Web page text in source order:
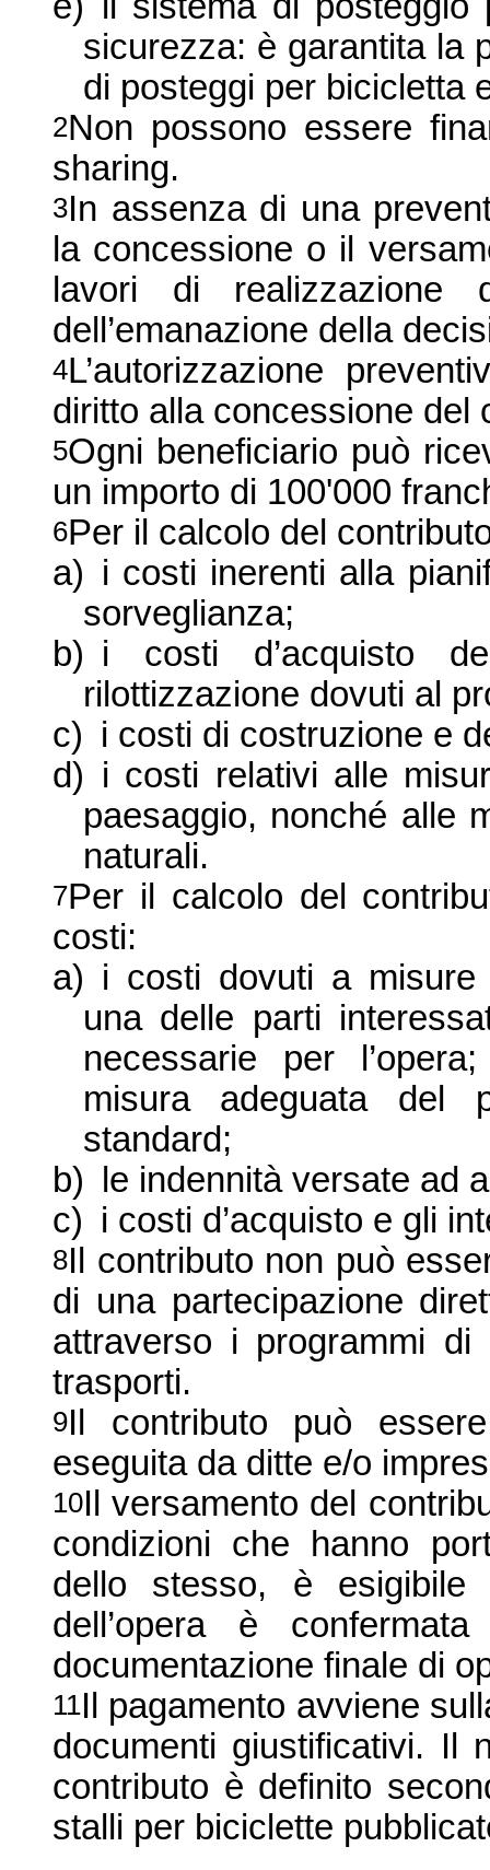
sicurezza: è garantita la
di posteggi per bicicletta
2Non possono essere
sharing.
3In assenza di una
la concessione o il
lavori di realizzazione
dell’emanazione della
4L’autorizzazione
diritto alla concessione del
5Ogni beneficiario può
un importo di 100'000
6Per il calcolo del
a) i costi inerenti alla
sorveglianza;
b) i costi d’acquisto
rilottizzazione dovuti al
c) i costi di costruzione e
d) i costi relativi alle
paesaggio, nonché alle
naturali.
7Per il calcolo del
costi:
a) i costi dovuti a misure
una delle parti
necessarie per
misura adeguata del
standard;
b)
le indennità versate ad
c) i costi d’acquisto e gli
8Il contributo non può
di una partecipazione
attraverso i programmi
trasporti.
9Il contributo può
eseguita da ditte e/o
10Il versamento del
condizioni che hanno
dello stesso, è esigibile
dell’opera è
documentazione finale di
11Il pagamento avviene
documenti giustificativi. Il
contributo è definito
stalli per biciclette